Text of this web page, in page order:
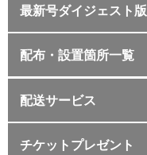
最新号ダイジェスト版
配布・設置箇所一覧
配送サービス
チケットプレゼント